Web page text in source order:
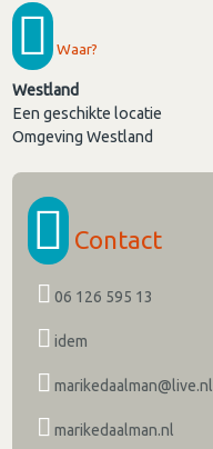
Waar?
Westland
Een geschikte locatie
Omgeving Westland
Contact
06 126 595 13
idem
marikedaalman@live.nl
marikedaalman.nl